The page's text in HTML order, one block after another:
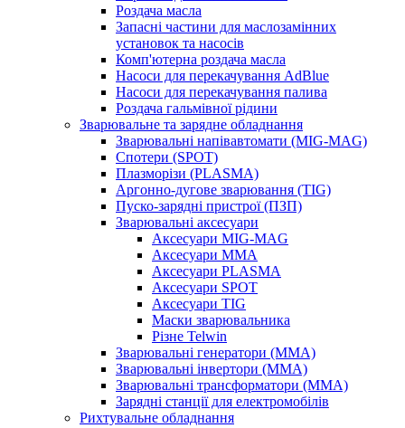
Роздача масла
Запасні частини для маслозамінних
установок та насосів
Комп'ютерна роздача масла
Насоси для перекачування AdBlue
Насоси для перекачування палива
Роздача гальмівної рідини
Зварювальне та зарядне обладнання
Зварювальні напівавтомати (MIG-MAG)
Спотери (SPOT)
Плазморізи (PLASMA)
Аргонно-дугове зварювання (TIG)
Пуско-зарядні пристрої (ПЗП)
Зварювальні аксесуари
Аксесуари MIG-MAG
Аксесуари MMA
Аксесуари PLASMA
Аксесуари SPOT
Аксесуари TIG
Маски зварювальника
Різне Telwin
Зварювальні генератори (MMA)
Зварювальні інвертори (MMA)
Зварювальні трансформатори (MMA)
Зарядні станції для електромобілів
Рихтувальне обладнання